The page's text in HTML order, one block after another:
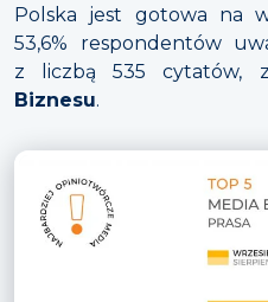
Polska jest gotowa na
53,6% respondentów
z liczbą 535 cytatów,
Biznesu.